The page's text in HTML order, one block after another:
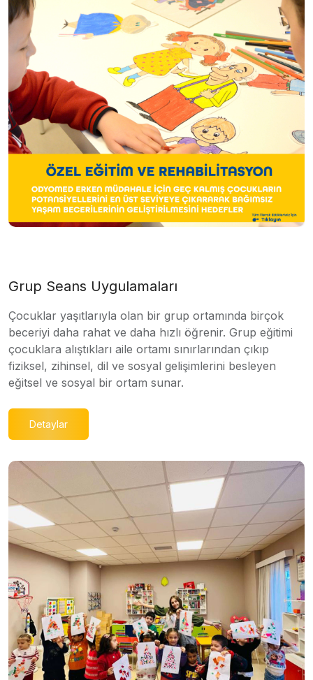
Grup Seans Uygulamaları
Çocuklar yaşıtlarıyla olan bir grup ortamında birçok
beceriyi daha rahat ve daha hızlı öğrenir. Grup eğitimi
çocuklara alıştıkları aile ortamı sınırlarından çıkıp
fiziksel, zihinsel, dil ve sosyal gelişimlerini besleyen
eğitsel ve sosyal bir ortam sunar.
Detaylar